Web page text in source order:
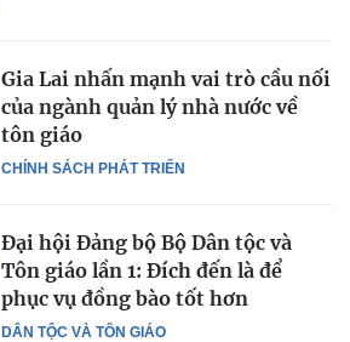
CHÍNH SÁCH PHÁT TRIỂN
Gia Lai nhấn mạnh vai trò cầu nối
của ngành quản lý nhà nước về
tôn giáo
DÂN TỘC VÀ TÔN GIÁO
Đại hội Đảng bộ Bộ Dân tộc và
Tôn giáo lần 1: Đích đến là để
phục vụ đồng bào tốt hơn